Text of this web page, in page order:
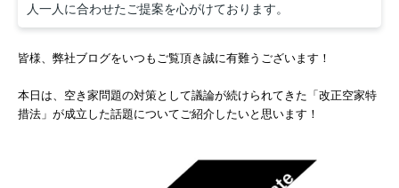
人一人に合わせたご提案を心がけております。
皆様、弊社ブログをいつもご覧頂き誠に有難うございます！
本日は、空き家問題の対策として議論が続けられてきた「改正空家特
措法」が成立した話題についてご紹介したいと思います！